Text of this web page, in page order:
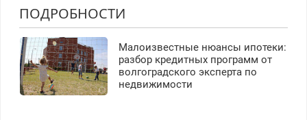
ПОДРОБНОСТИ
Малоизвестные нюансы ипотеки:
разбор кредитных программ от
волгоградского эксперта по
недвижимости